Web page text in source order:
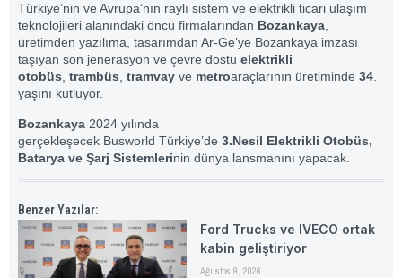
Türkiye’nin ve Avrupa’nın raylı sistem ve elektrikli ticari ulaşım
teknolojileri alanındaki öncü firmalarından Bozankaya
üretimden yazılıma, tasarımdan Ar-Ge’ye Bozankaya imzası
taşıyan son jenerasyon ve çevre dostu elektrikli
otobüs trambüs tramvay ve metroaraçlarının üretiminde 34
yaşını kutluyor.
Bozankaya 2024 yılında
gerçekleşecek Busworld Türkiye’de 3.Nesil Elektrikli Otobüs,
Batarya ve Şarj Sistemlerinin dünya lansmanını yapacak.
Benzer Yazılar:
Ford Trucks ve IVECO ortak
kabin geliştiriyor
Ağustos 9, 2026